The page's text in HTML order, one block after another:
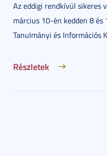
Az eddigi rendkívül sikeres
március 10-én kedden 8 és
Tanulmányi és Információs
Részletek